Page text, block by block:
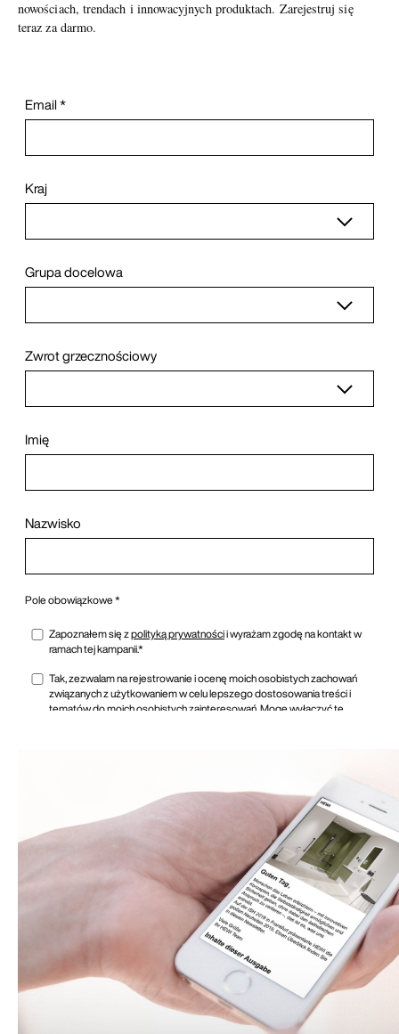
nowościach, trendach i innowacyjnych produktach. Zarejestruj się
teraz za darmo.